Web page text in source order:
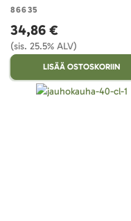
86635
34,86 €
(sis. 25.5% ALV)
LISÄÄ OSTOSKORIIN